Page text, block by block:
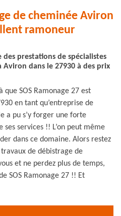
de cheminée Aviron
ramoneur
des prestations de spécialistes
dans le 27930 à des prix
SOS Ramonage 27 est
en tant qu’entreprise de
a pu s’y forger une forte
services !! L’on peut même
dans ce domaine. Alors restez
de débistrage de
et ne perdez plus de temps,
SOS Ramonage 27 !! Et